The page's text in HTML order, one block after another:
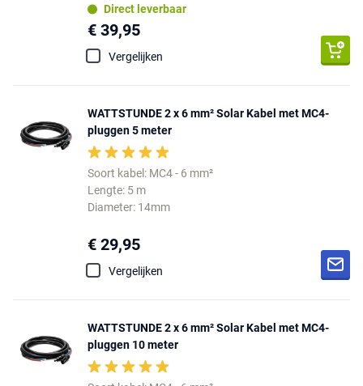
Direct leverbaar
€ 39,95
Vergelijken
WATTSTUNDE 2 x 6 mm² Solar Kabel met MC4-
pluggen 5 meter
Soort kabel: MC4 - 6 mm²
Lengte: 5 m
Diameter: 14mm
€ 29,95
Vergelijken
WATTSTUNDE 2 x 6 mm² Solar Kabel met MC4-
pluggen 10 meter